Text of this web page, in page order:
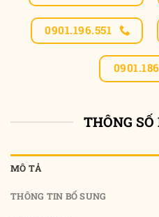
0901.196.551
THÔNG
MÔ TẢ
THÔNG TIN BỔ SUNG